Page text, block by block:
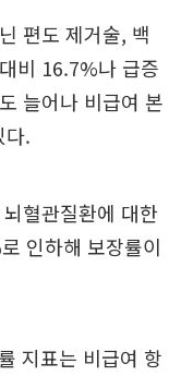
편도 제거술, 백
비 16.7%나 급증
늘어나 비급여 본
다.
혈관질환에 대한
인하해 보장률이
지표는 비급여 항